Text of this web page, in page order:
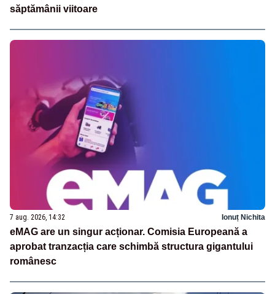
săptămânii viitoare
7 aug. 2026, 14:32 Ionuț Nichita
eMAG are un singur acționar. Comisia Europeană a
aprobat tranzacția care schimbă structura gigantului
românesc